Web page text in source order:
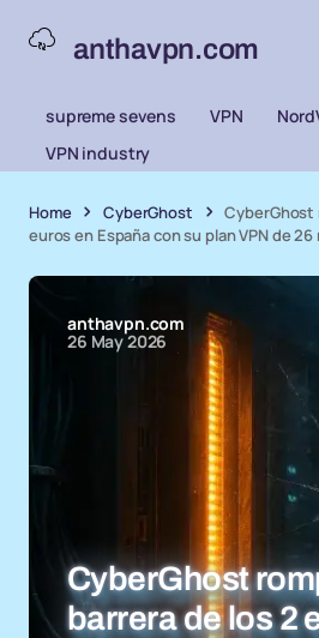
anthavpn.com
supreme sevens VPN
VPN industry
Home CyberGhost
CyberGhost
euros en España con su plan VPN de 26
anthavpn.com
26 May 2026
CyberGhost
barrera de los 2